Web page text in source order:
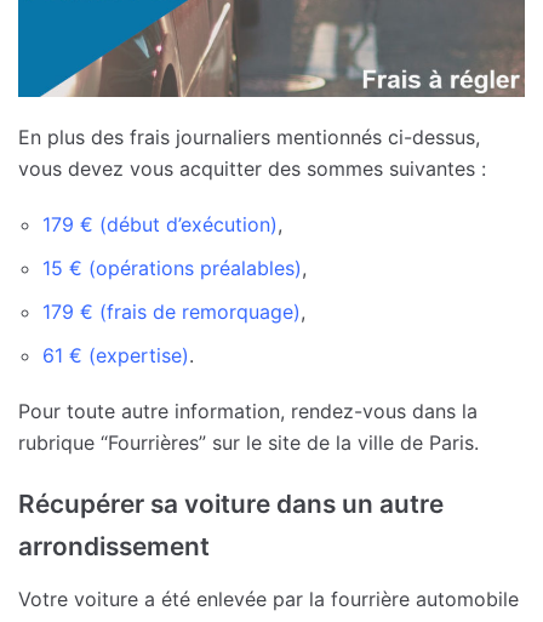
En plus des frais journaliers mentionnés ci-dessus,
vous devez vous acquitter des sommes suivantes :
179 € (début d’exécution),
15 € (opérations préalables),
179 € (frais de remorquage),
61 € (expertise).
Pour toute autre information, rendez-vous dans la
rubrique “Fourrières” sur le site de la ville de Paris.
Récupérer sa voiture dans un autre
arrondissement
Votre voiture a été enlevée par la fourrière automobile